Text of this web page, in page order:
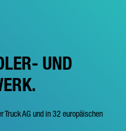
UND
Truck AG und in 32 europäischen